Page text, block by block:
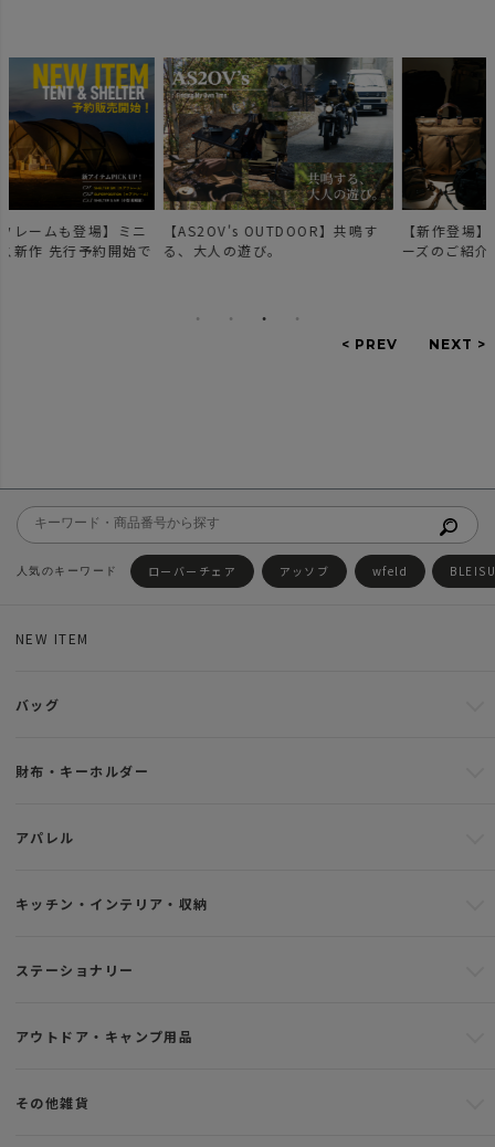
【AS2OV's OUTDOOR】共鳴す
る、大人の遊び。
【新作登場】人気のDOBBYシリ
ーズのご紹介。
ローバーチェア アッソブ wfeld
NEW ITEM
バッグ
財布・キーホルダー
アパレル
キッチン・インテリア・収納
ステーショナリー
アウトドア・キャンプ用品
その他雑貨